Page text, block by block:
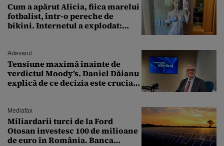
Cum a apărut Alicia, fiica marelui
fotbalist, într-o pereche de
bikini. Internetul a explodat:
Adevarul
Tensiune maximă înainte de
verdictul Moody’s. Daniel Dăianu
explică de ce decizia este crucială
Mediafax
Miliardarii turci de la Ford
Otosan investesc 100 de milioane
de euro în România. Banca